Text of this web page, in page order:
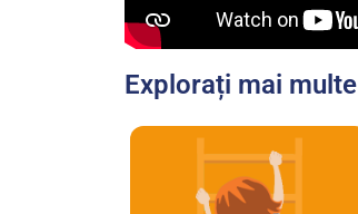
Explorați mai